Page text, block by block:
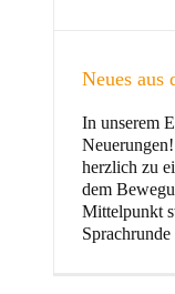
Kinder
Neues aus
In unserem
herzlich zu
dem
Mittelpunkt